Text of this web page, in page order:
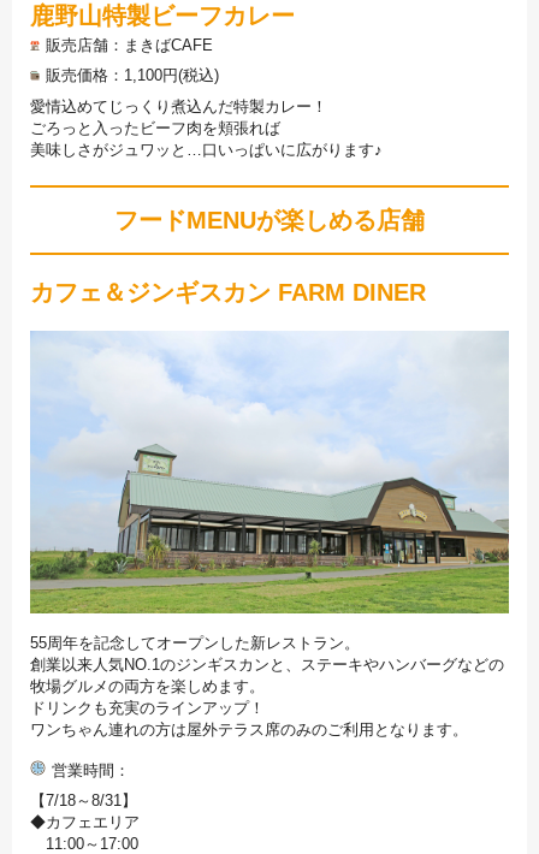
鹿野山特製ビーフカレー
販売店舗
まきばCAFE
販売価格
1,100円(税込)
愛情込めてじっくり煮込んだ特製カレー！
ごろっと入ったビーフ肉を頬張れば
美味しさがジュワッと…口いっぱいに広がります♪
フードMENUが楽しめる店舗
カフェ＆ジンギスカン FARM DINER
55周年を記念してオープンした新レストラン。
創業以来人気NO.1のジンギスカンと、ステーキやハンバーグなどの
牧場グルメの両方を楽しめます。
ドリンクも充実のラインアップ！
ワンちゃん連れの方は屋外テラス席のみのご利用となります。
営業時間
【7/18～8/31】
◆カフェエリア
11:00～17:00